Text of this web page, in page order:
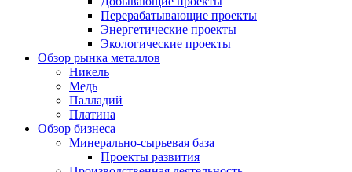
Перерабатывающие проекты
Энергетические проекты
Экологические проекты
Обзор рынка металлов
Никель
Медь
Палладий
Платина
Обзор бизнеса
Минерально-сырьевая база
Проекты развития